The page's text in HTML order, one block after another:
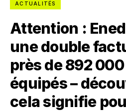
ACTUALITÉS
Attention :
une double
près de 892
équipés –
cela signifie